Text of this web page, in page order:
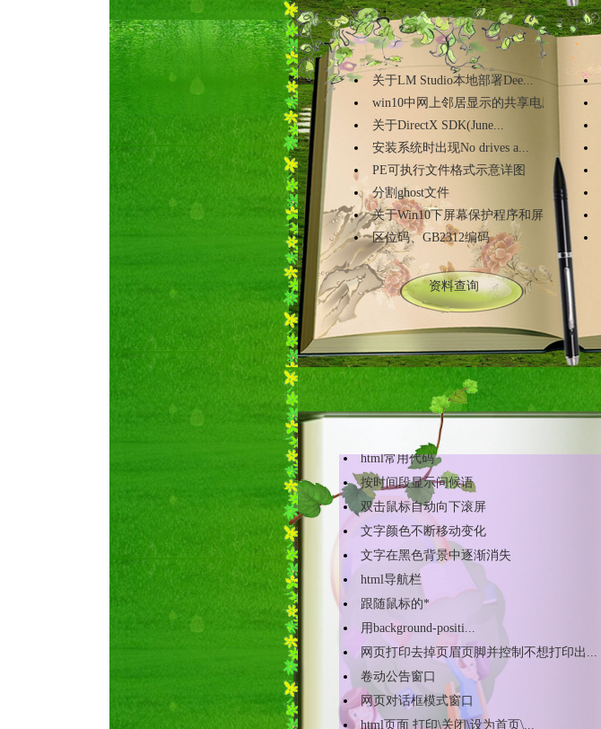
资料查询
关于LM Studio本地部署Dee...
win10中网上邻居显示的共享电脑不...
关于DirectX SDK(June...
安装系统时出现No drives a...
PE可执行文件格式示意详图
分割ghost文件
关于Win10下屏幕保护程序和屏幕超...
区位码、GB2312编码
跟随鼠标的文字
闪烁发光的文字
两种文字翻转效果
JS对HTML标签select的操作
常用HTML正则表达式
按时间段显示问候语
双击鼠标自动向下滚屏
文字颜色不断移动变化
文字在黑色背景中逐渐消失
html导航栏
跟随鼠标的*
用background-positi...
网页打印去掉页眉页脚并控制不想打印出...
卷动公告窗口
网页对话框模式窗口
html页面 打印\关闭\设为首页\...
窗口全屏显示